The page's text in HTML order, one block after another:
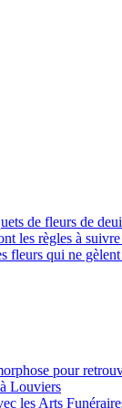
de fleurs de
les règles à
fleurs qui ne gèlent
pour
Louviers
les Arts